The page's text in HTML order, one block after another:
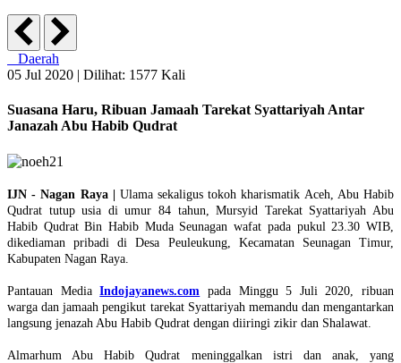
Daerah
05 Jul 2020 | Dilihat: 1577 Kali
Suasana Haru, Ribuan Jamaah Tarekat Syattariyah Antar
Janazah Abu Habib Qudrat
IJN - Nagan Raya | Ulama sekaligus tokoh kharismatik Aceh, Abu Habib
Qudrat tutup usia di umur 84 tahun, Mursyid Tarekat Syattariyah Abu
Habib Qudrat Bin Habib Muda Seunagan wafat pada pukul 23.30 WIB,
dikediaman pribadi di Desa Peuleukung, Kecamatan Seunagan Timur,
Kabupaten Nagan Raya.
Pantauan MediaIndojayanews.com pada Minggu 5 Juli 2020, ribuan
warga dan jamaah pengikut tarekat Syattariyah memandu dan mengantarkan
langsung jenazah Abu Habib Qudrat dengan diiringi zikir dan Shalawat.
Almarhum Abu Habib Qudrat meninggalkan istri dan anak, yang